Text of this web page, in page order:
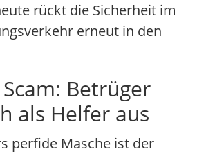
rückt die Sicherheit im
erneut in den
Betrüger
als Helfer aus
perfide Masche ist der